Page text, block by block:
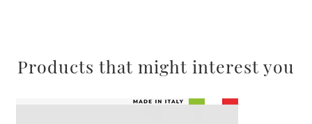
Products that might interest you